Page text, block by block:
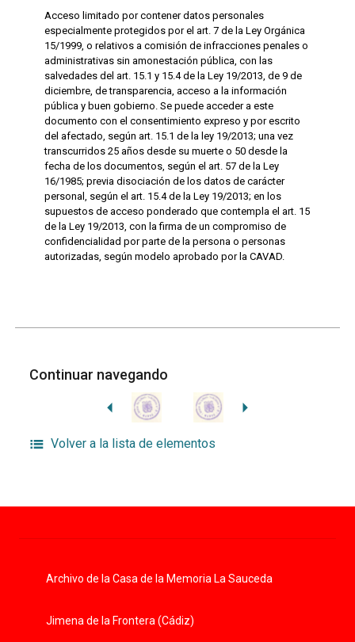
Acceso limitado por contener datos personales
especialmente protegidos por el art. 7 de la Ley Orgánica
15/1999, o relativos a comisión de infracciones penales o
administrativas sin amonestación pública, con las
salvedades del art. 15.1 y 15.4 de la Ley 19/2013, de 9 de
diciembre, de transparencia, acceso a la información
pública y buen gobierno. Se puede acceder a este
documento con el consentimiento expreso y por escrito
del afectado, según art. 15.1 de la ley 19/2013; una vez
transcurridos 25 años desde su muerte o 50 desde la
fecha de los documentos, según el art. 57 de la Ley
16/1985; previa disociación de los datos de carácter
personal, según el art. 15.4 de la Ley 19/2013; en los
supuestos de acceso ponderado que contempla el art. 15
de la Ley 19/2013, con la firma de un compromiso de
confidencialidad por parte de la persona o personas
autorizadas, según modelo aprobado por la CAVAD.
Continuar navegando
Volver a la lista de elementos
Archivo de la Casa de la Memoria La Sauceda
Jimena de la Frontera (Cádiz)